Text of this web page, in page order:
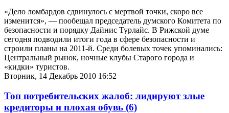
«Дело ломбардов сдвинулось с мертвой точки, скоро все
изменится», — пообещал председатель думского Комитета по
безопасности и порядку Дайнис Турлайс. В Рижской думе
сегодня подводили итоги года в сфере безопасности и
строили планы на 2011-й. Среди болевых точек упоминались:
Центральный рынок, ночные клубы Старого города и
«кидки» туристов.
Вторник, 14 Декабрь 2010 16:52
Топ потребительских жалоб: лидируют злые
кредиторы и плохая обувь (6)